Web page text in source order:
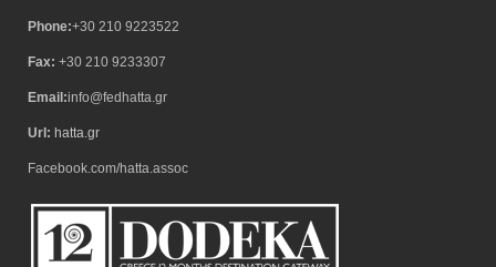
Phone:+30 210 9223522
Fax: +30 210 9233307
Email:info@fedhatta.gr
Url: hatta.gr
Facebook.com/hatta.assoc